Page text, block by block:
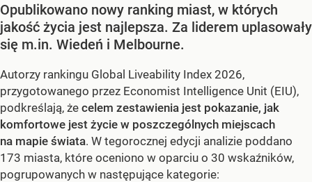
Opublikowano nowy ranking miast, w których
jakość życia jest najlepsza. Za liderem uplasowały
się m.in. Wiedeń i Melbourne.
Autorzy rankingu Global Liveability Index 2026,
przygotowanego przez Economist Intelligence Unit (EIU),
podkreślają, że celem zestawienia jest pokazanie, jak
komfortowe jest życie w poszczególnych miejscach
na mapie świata. W tegorocznej edycji analizie poddano
173 miasta, które oceniono w oparciu o 30 wskaźników,
pogrupowanych w następujące kategorie: